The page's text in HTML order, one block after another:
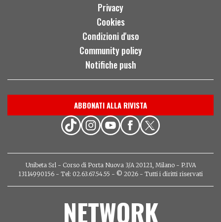
Privacy
Cookies
Condizioni d'uso
Community policy
Notifiche push
ABBONATI ALLA RIVISTA
Unibeta Srl - Corso di Porta Nuova 3/A 20121, Milano - P.IVA
13114990156 - Tel: 02.63.67.54.55 - © 2026 - Tutti i diritti riservati
NETWORK